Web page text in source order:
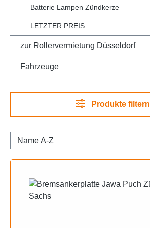
Batterie Lampen Zündkerze
LETZTER PREIS
zur Rollervermietung Düsseldorf
Fahrzeuge
Produkte filtern